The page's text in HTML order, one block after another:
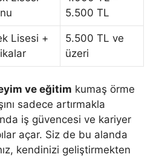
5.500 TL
Lisesi +
5.500 TL ve
üzeri
ve eğitim kumaş örme
sadece artırmakla
iş güvencesi ve kariyer
açar. Siz de bu alanda
kendinizi geliştirmekten